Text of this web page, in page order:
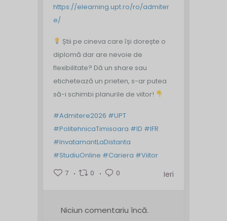
https://elearning.upt.ro/ro/admiter
e/
Știi pe cineva care își dorește o
diplomă dar are nevoie de
flexibilitate? Dă un share sau
etichetează un prieten, s-ar putea
să-i schimbi planurile de viitor!
#Admitere2026 #UPT
#PolitehnicaTimisoara #ID #IFR
#InvatamantLaDistanta
#StudiuOnline #Cariera #Viitor
7
0 0 Ieri
Niciun comentariu încă.